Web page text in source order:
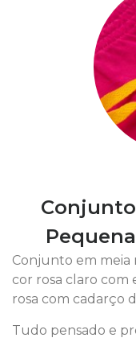
Conjunto em meia
cor rosa claro
rosa com cadarço
Tudo pensado e